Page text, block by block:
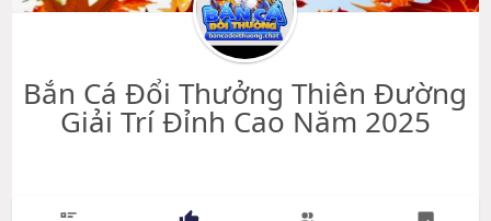
Bắn Cá Đổi Thưởng Thiên Đường
Giải Trí Đỉnh Cao Năm 2025